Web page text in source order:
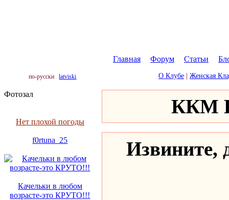
Главная Форум Статьи
по-русски latviski О Клубе Женская
Фотозал
Нет плохой погоды
f0rtuna_25
Качельки в любом
возрасте-это КРУТО!!!
ККМ
Извините,